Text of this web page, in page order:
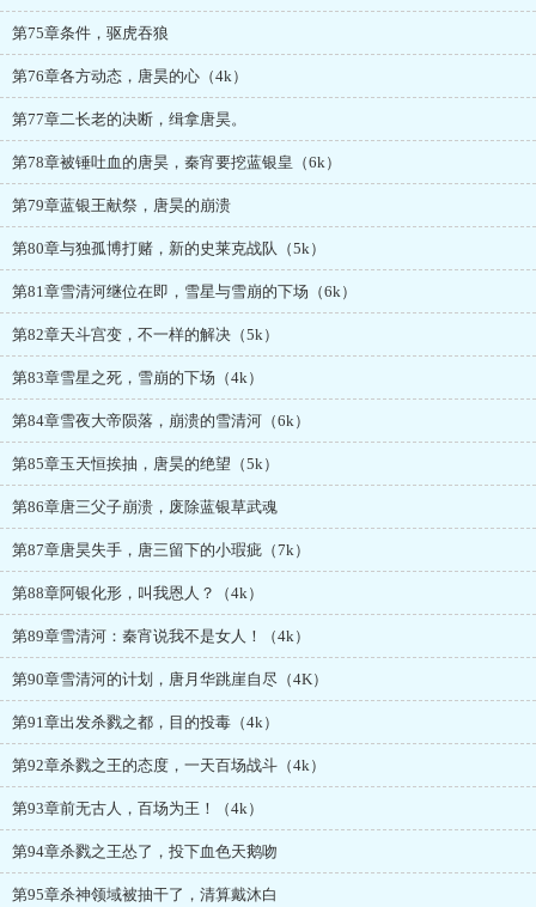
第75章条件，驱虎吞狼
第76章各方动态，唐昊的心（4k）
第77章二长老的决断，缉拿唐昊。
第78章被锤吐血的唐昊，秦宵要挖蓝银皇（6k）
第79章蓝银王献祭，唐昊的崩溃
第80章与独孤博打赌，新的史莱克战队（5k）
第81章雪清河继位在即，雪星与雪崩的下场（6k）
第82章天斗宫变，不一样的解决（5k）
第83章雪星之死，雪崩的下场（4k）
第84章雪夜大帝陨落，崩溃的雪清河（6k）
第85章玉天恒挨抽，唐昊的绝望（5k）
第86章唐三父子崩溃，废除蓝银草武魂
第87章唐昊失手，唐三留下的小瑕疵（7k）
第88章阿银化形，叫我恩人？（4k）
第89章雪清河：秦宵说我不是女人！（4k）
第90章雪清河的计划，唐月华跳崖自尽（4K）
第91章出发杀戮之都，目的投毒（4k）
第92章杀戮之王的态度，一天百场战斗（4k）
第93章前无古人，百场为王！（4k）
第94章杀戮之王怂了，投下血色天鹅吻
第95章杀神领域被抽干了，清算戴沐白